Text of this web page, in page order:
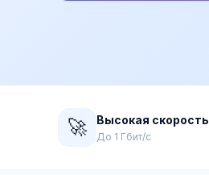
🚀 Высокая скорость
До 1 Гбит/с